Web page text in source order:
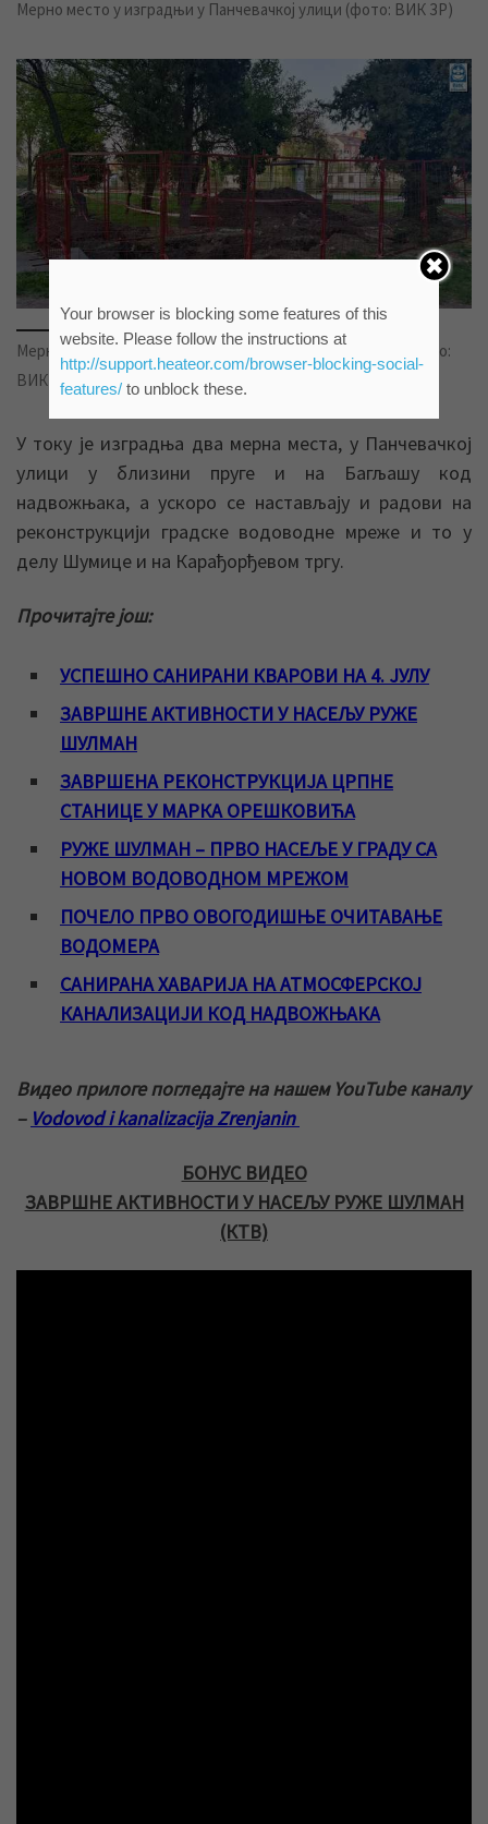
Мерно место у изградњи у Панчевачкој улици (фото: ВИК ЗР)
Мерно место у изградњи код надвожњака на Багљашу (фото:
ВИК ЗР)
У току је изградња два мерна места, у Панчевачкој
улици у близини пруге и на Багљашу код
надвожњака, а ускоро се настављају и радови на
реконструкцији градске водоводне мреже и то у
делу Шумице и на Карађорђевом тргу.
Прочитајте још:
УСПЕШНО САНИРАНИ КВАРОВИ НА 4. ЈУЛУ
ЗАВРШНЕ АКТИВНОСТИ У НАСЕЉУ РУЖЕ
ШУЛМАН
ЗАВРШЕНА РЕКОНСТРУКЦИЈА ЦРПНЕ
СТАНИЦЕ У МАРКА ОРЕШКОВИЋА
РУЖЕ ШУЛМАН – ПРВО НАСЕЉЕ У ГРАДУ СА
НОВОМ ВОДОВОДНОМ МРЕЖОМ
ПОЧЕЛО ПРВО ОВОГОДИШЊЕ ОЧИТАВАЊЕ
ВОДОМЕРА
САНИРАНА ХАВАРИЈА НА АТМОСФЕРСКОЈ
КАНАЛИЗАЦИЈИ КОД НАДВОЖЊАКА
Видео прилоге погледајте на нашем YouTube каналу
– Vodovod i kanalizacija Zrenjanin
БОНУС ВИДЕО
ЗАВРШНЕ АКТИВНОСТИ У НАСЕЉУ РУЖЕ ШУЛМАН
(КТВ)
Your browser is blocking some features of this
website. Please follow the instructions at
http://support.heateor.com/browser-blocking-social-
features/to unblock these.